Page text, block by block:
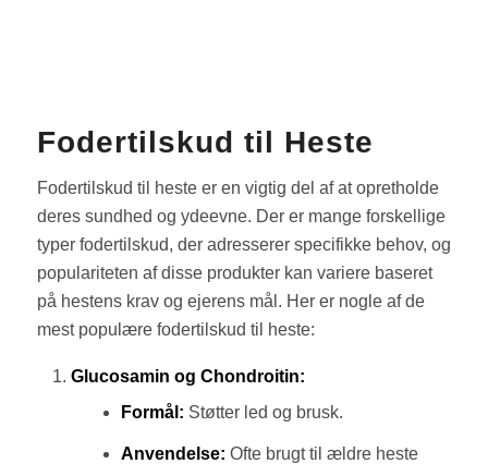
Fodertilskud til Heste
Fodertilskud til heste er en vigtig del af at opretholde
deres sundhed og ydeevne. Der er mange forskellige
typer fodertilskud, der adresserer specifikke behov, og
populariteten af disse produkter kan variere baseret
på hestens krav og ejerens mål. Her er nogle af de
mest populære fodertilskud til heste:
Glucosamin og Chondroitin:
Formål: Støtter led og brusk.
Anvendelse: Ofte brugt til ældre heste